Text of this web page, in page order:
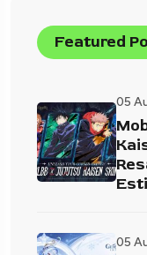
Featured
05
05